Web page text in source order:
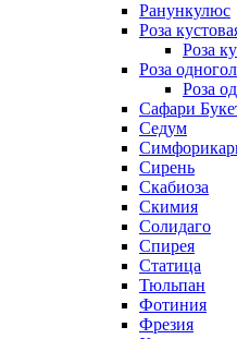
Ранункулюс
Роза
Роза
Роза
Роза
Сафари
Седум
Сирень
Скабиоза
Скимия
Солидаго
Спирея
Статица
Тюльпан
Фотиния
Фрезия